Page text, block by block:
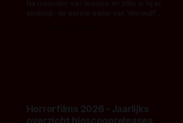
Na maanden van teasers en stills is hij er
eindelijk: de eerste trailer van 'Werwulf'.
Horrorfilms 2026 - Jaarlijks